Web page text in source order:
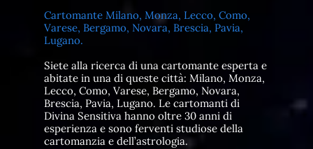
Cartomante Milano, Monza, Lecco, Como,
Varese, Bergamo, Novara, Brescia, Pavia,
Lugano.
Siete alla ricerca di una cartomante esperta e
abitate in una di queste città: Milano, Monza,
Lecco, Como, Varese, Bergamo, Novara,
Brescia, Pavia, Lugano. Le cartomanti di
Divina Sensitiva hanno oltre 30 anni di
esperienza e sono ferventi studiose della
cartomanzia e dell’astrologia.